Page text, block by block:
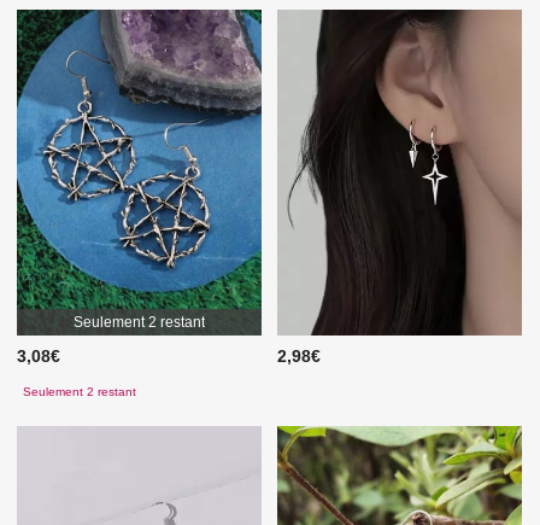
Seulement 2 restant
3,08€
Seulement 2 restant
2,98€